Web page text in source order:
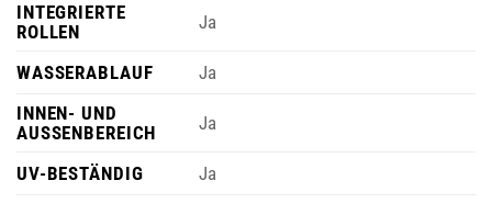
INTEGRIERTE
ROLLEN
Ja
WASSERABLAUF
Ja
INNEN- UND
AUSSENBEREICH
Ja
UV-BESTÄNDIG
Ja